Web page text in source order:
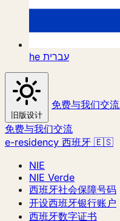
he עברית
旧版设计
免费与我们交流
免费与我们交流
e-residency 西班牙 🇪🇸
NIE
NIE Verde
西班牙社会保障号码
开设西班牙银行账户
西班牙数字证书